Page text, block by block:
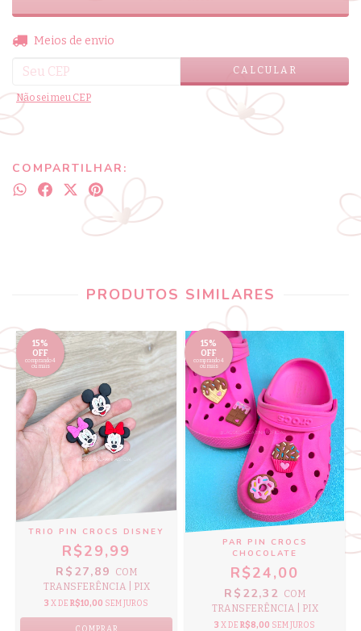
Entregas para o CEP:
Meios de envio
CALCULAR
Não sei meu CEP
COMPARTILHAR:
PRODUTOS SIMILARES
15%
OFF
comprando 4
ou mais
TRIO PIN CROCS DISNEY
R$29,99
R$27,89
COM
TRANSFERÊNCIA | PIX
3 X DE R$10,00 SEM JUROS
15%
OFF
comprando 4
ou mais
PAR PIN CROCS
CHOCOLATE
R$24,00
R$22,32 COM
TRANSFERÊNCIA | PIX
3 X DE R$8,00 SEM JUROS